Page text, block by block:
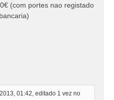
(com portes nao registado
01:42, editado 1 vez no